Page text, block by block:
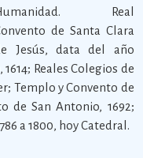
Real
de Santa Clara
Jesús, data del año
Reales Colegios de
Templo y Convento de
de San Antonio, 1692;
a 1800, hoy Catedral.